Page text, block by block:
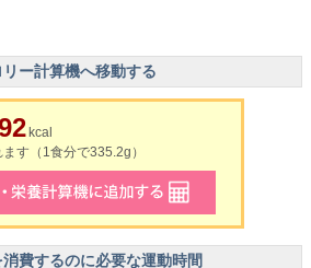
ー計算機へ移動する
kcal
す（1食分で335.2g）
費するのに必要な運動時間